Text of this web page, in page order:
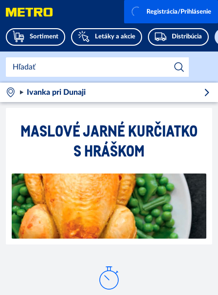
Sortiment Letáky a akcie Distribúcia
Registrácia/Prihlásenie
Ivanka pri Dunaji
MASLOVÉ JARNÉ KURČIATKO
S HRÁŠKOM